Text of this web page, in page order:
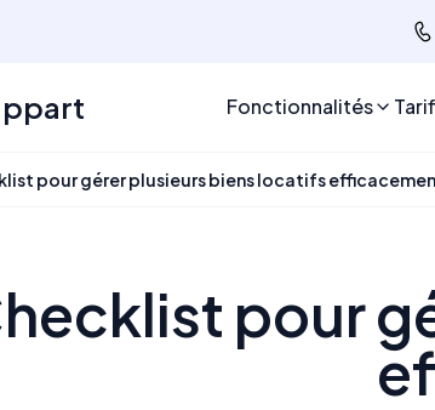
Fonctionnalités
pour gérer plusieurs biens locatifs
pour